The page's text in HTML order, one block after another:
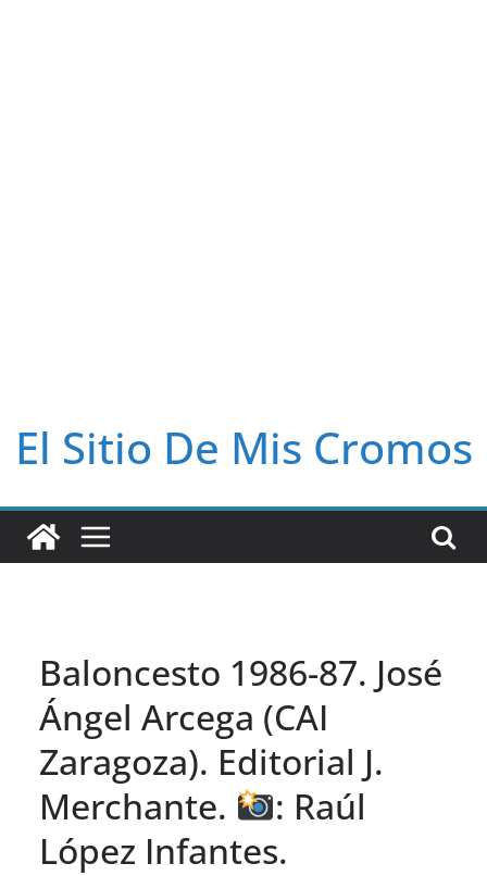
El Sitio De Mis Cromos
Baloncesto 1986-87. José
Ángel Arcega (CAI
Zaragoza). Editorial J.
Merchante.
: Raúl
López Infantes.